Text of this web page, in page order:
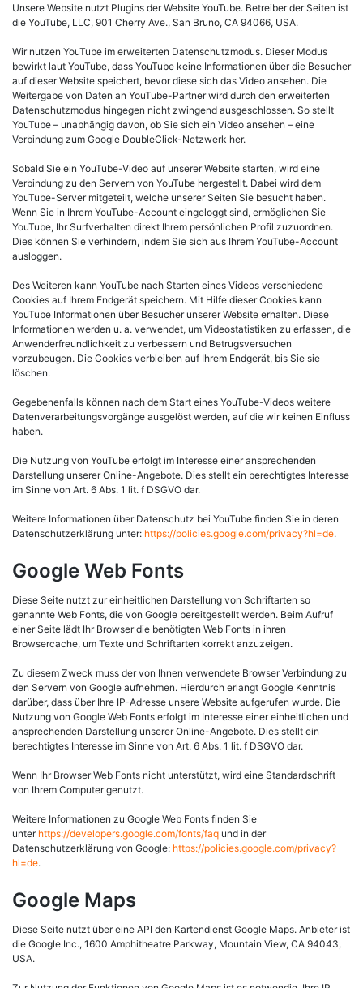
Unsere Website nutzt Plugins der Website YouTube. Betreiber der Seiten ist
die YouTube, LLC, 901 Cherry Ave., San Bruno, CA 94066, USA.
Wir nutzen YouTube im erweiterten Datenschutzmodus. Dieser Modus
bewirkt laut YouTube, dass YouTube keine Informationen über die Besucher
auf dieser Website speichert, bevor diese sich das Video ansehen. Die
Weitergabe von Daten an YouTube-Partner wird durch den erweiterten
Datenschutzmodus hingegen nicht zwingend ausgeschlossen. So stellt
YouTube – unabhängig davon, ob Sie sich ein Video ansehen – eine
Verbindung zum Google DoubleClick-Netzwerk her.
Sobald Sie ein YouTube-Video auf unserer Website starten, wird eine
Verbindung zu den Servern von YouTube hergestellt. Dabei wird dem
YouTube-Server mitgeteilt, welche unserer Seiten Sie besucht haben.
Wenn Sie in Ihrem YouTube-Account eingeloggt sind, ermöglichen Sie
YouTube, Ihr Surfverhalten direkt Ihrem persönlichen Profil zuzuordnen.
Dies können Sie verhindern, indem Sie sich aus Ihrem YouTube-Account
ausloggen.
Des Weiteren kann YouTube nach Starten eines Videos verschiedene
Cookies auf Ihrem Endgerät speichern. Mit Hilfe dieser Cookies kann
YouTube Informationen über Besucher unserer Website erhalten. Diese
Informationen werden u. a. verwendet, um Videostatistiken zu erfassen, die
Anwenderfreundlichkeit zu verbessern und Betrugsversuchen
vorzubeugen. Die Cookies verbleiben auf Ihrem Endgerät, bis Sie sie
löschen.
Gegebenenfalls können nach dem Start eines YouTube-Videos weitere
Datenverarbeitungsvorgänge ausgelöst werden, auf die wir keinen Einfluss
haben.
Die Nutzung von YouTube erfolgt im Interesse einer ansprechenden
Darstellung unserer Online-Angebote. Dies stellt ein berechtigtes Interesse
im Sinne von Art. 6 Abs. 1 lit. f DSGVO dar.
Weitere Informationen über Datenschutz bei YouTube finden Sie in deren
Datenschutzerklärung unter: https://policies.google.com/privacy?hl=de.
Google Web Fonts
Diese Seite nutzt zur einheitlichen Darstellung von Schriftarten so
genannte Web Fonts, die von Google bereitgestellt werden. Beim Aufruf
einer Seite lädt Ihr Browser die benötigten Web Fonts in ihren
Browsercache, um Texte und Schriftarten korrekt anzuzeigen.
Zu diesem Zweck muss der von Ihnen verwendete Browser Verbindung zu
den Servern von Google aufnehmen. Hierdurch erlangt Google Kenntnis
darüber, dass über Ihre IP-Adresse unsere Website aufgerufen wurde. Die
Nutzung von Google Web Fonts erfolgt im Interesse einer einheitlichen und
ansprechenden Darstellung unserer Online-Angebote. Dies stellt ein
berechtigtes Interesse im Sinne von Art. 6 Abs. 1 lit. f DSGVO dar.
Wenn Ihr Browser Web Fonts nicht unterstützt, wird eine Standardschrift
von Ihrem Computer genutzt.
Weitere Informationen zu Google Web Fonts finden Sie
unter https://developers.google.com/fonts/faq und in der
Datenschutzerklärung von Google: https://policies.google.com/privacy?
hl=de.
Google Maps
Diese Seite nutzt über eine API den Kartendienst Google Maps. Anbieter ist
die Google Inc., 1600 Amphitheatre Parkway, Mountain View, CA 94043,
USA.